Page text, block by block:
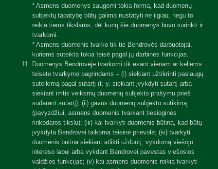
* Asmens duomenys saugomi tokia forma, kad duomenų
subjektų tapatybę būtų galima nustatyti ne ilgiau, negu to
reikia tiems tikslams, dėl kurių šie duomenys buvo surinkti ir
tvarkomi.
* Asmens duomenis tvarko tik tie Bendrovės darbuotojai,
kuriems suteikta tokia teisė pagal jų darbines funkcijas.
Duomenys Bendrovėje tvarkomi tik esant vienam ar keliems
teisėto tvarkymo pagrindams – (i) siekiant užtikrinti paslaugų
suteikimą pagal sutartį (t. y. siekiant įvykdyti sutartį arba
siekiant imtis veiksmų duomenų subjekto prašymu prieš
sudarant sutartį); (ii) gavus duomenų subjekto sutikimą
(pavyzdžiui, asmens duomenis tvarkant tiesioginės
rinkodaros tikslu); (iii) kai tvarkyti duomenis būtina, kad būtų
įvykdyta Bendrovei taikoma teisinė prievolė; (iv) tvarkyti
duomenis būtina siekiant atlikti užduotį, vykdomą viešojo
intereso labui arba vykdant Bendrovei pavestas viešosios
valdžios funkcijas; (v) kai asmens duomenis reikia tvarkyti